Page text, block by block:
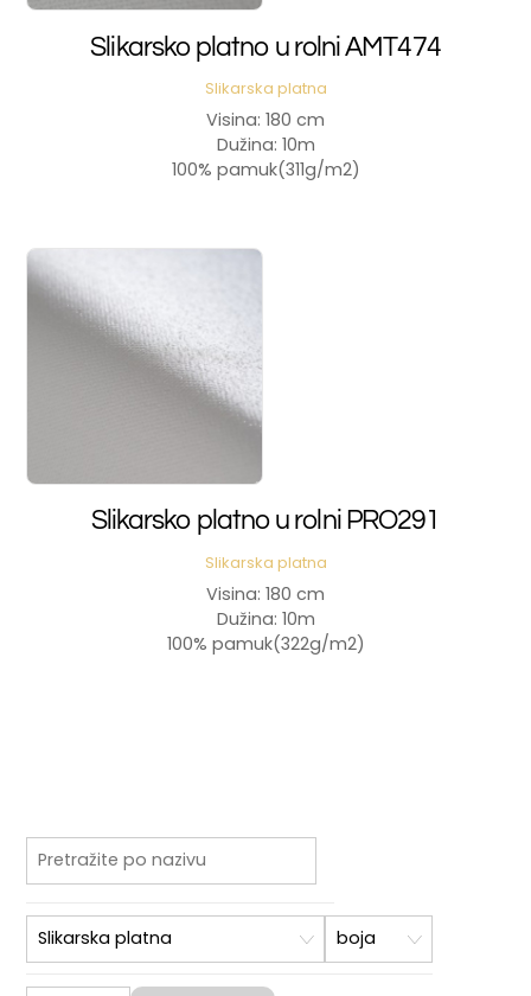
Slikarsko platno u rolni AMT474
Slikarska platna
Visina: 180 cm
Dužina: 10m
100% pamuk(311g/m2)
Slikarsko platno u rolni PRO291
Slikarska platna
Visina: 180 cm
Dužina: 10m
100% pamuk(322g/m2)